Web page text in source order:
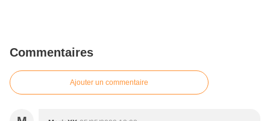
Commentaires
Ajouter un commentaire